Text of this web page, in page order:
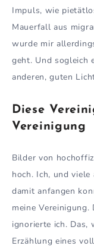
Impuls, wie
Mauerfall aus
wurde mir
geht. Und sogleich
anderen, guten
Diese
Vereinigung
Bilder von
hoch. Ich, und
damit anfangen
meine
ignorierte ich. Das,
Erzählung eines